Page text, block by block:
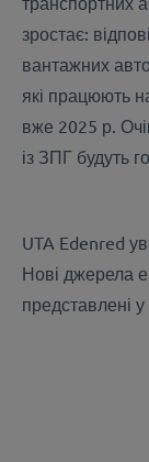
зростає:
вантажних
які працюють
вже 2025 р.
із ЗПГ будуть
UTA Edenred
Нові джерела
представлені у